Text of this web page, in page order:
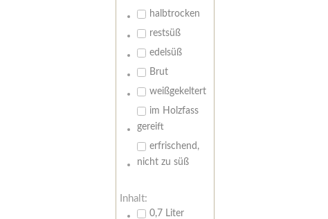
halbtrocken
restsüß
edelsüß
Brut
weißgekeltert
im Holzfass
gereift
erfrischend,
nicht zu süß
Inhalt:
0,7 Liter